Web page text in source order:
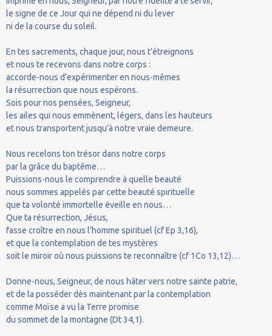
le signe de ce Jour qui ne dépend ni du lever
ni de la course du soleil.
En tes sacrements, chaque jour, nous t’étreignons
et nous te recevons dans notre corps :
accorde-nous d’expérimenter en nous-mêmes
la résurrection que nous espérons.
Sois pour nos pensées, Seigneur,
les ailes qui nous emmènent, légers, dans les hauteurs
et nous transportent jusqu’à notre vraie demeure.
Nous recelons ton trésor dans notre corps
par la grâce du baptême…
Puissions-nous le comprendre à quelle beauté
nous sommes appelés par cette beauté spirituelle
que ta volonté immortelle éveille en nous…
Que ta résurrection, Jésus,
fasse croître en nous l’homme spirituel (cf Ep 3,16),
et que la contemplation de tes mystères
soit le miroir où nous puissions te reconnaître (cf 1Co 13,12)…
Donne-nous, Seigneur, de nous hâter vers notre sainte patrie,
et de la posséder dès maintenant par la contemplation
comme Moïse a vu la Terre promise
du sommet de la montagne (Dt 34,1).